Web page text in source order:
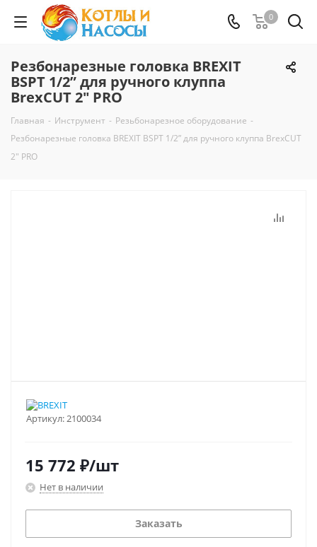
0
Резбонарезные головка BREXIT
BSPT 1/2” для ручного клуппа
BrexCUT 2" PRO
Главная - Инструмент - Резьбонарезное оборудование -
Резбонарезные головка BREXIT BSPT 1/2” для ручного клуппа BrexCUT
2" PRO
Артикул:2100034
15 772 ₽/шт
Нет в наличии
Заказать